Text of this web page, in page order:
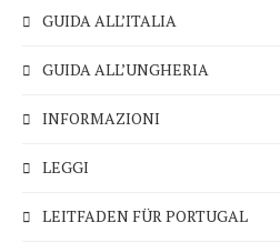
GUIDA ALL’ITALIA
GUIDA ALL’UNGHERIA
INFORMAZIONI
LEGGI
LEITFADEN FÜR PORTUGAL